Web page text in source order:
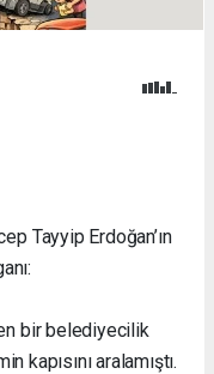
Tayyip Erdoğan’ın
bir belediyecilik
kapısını aralamıştı.